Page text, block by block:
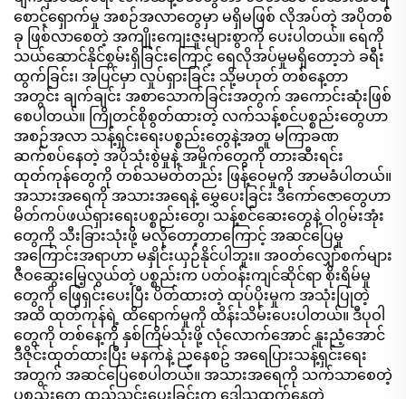
စောင့်ရှောက်မှု အစဉ်အလာတွေမှာ မရှိမဖြစ် လိုအပ်တဲ့ အပိုတစ်
ခု ဖြစ်လာစေတဲ့ အကျိုးကျေးဇူးများစွာကို ပေးပါတယ်။ ရေကို
သယ်ဆောင်နိုင်စွမ်းရှိခြင်းကြောင့် ရေလိုအပ်မှုမရှိတော့ဘဲ ခရီး
ထွက်ခြင်း၊ အပြင်မှာ လှုပ်ရှားခြင်း သို့မဟုတ် တစ်နေ့တာ
အတွင်း ချက်ချင်း အစာသောက်ခြင်းအတွက် အကောင်းဆုံးဖြစ်
စေပါတယ်။ ကြိုတင်စိုစွတ်ထားတဲ့ လက်သန့်စင်ပစ္စည်းတွေဟာ
အစဉ်အလာ သန့်ရှင်းရေးပစ္စည်းတွေနဲ့အတူ မကြာခဏ
ဆက်စပ်နေတဲ့ အပိုသုံးစွဲမှုနဲ့ အမှိုက်တွေကို တားဆီးရင်း
ထုတ်ကုန်တွေကို တစ်သမတ်တည်း ဖြန့်ဝေမှုကို အာမခံပါတယ်။
အသားအရေကို အသားအရေနဲ့ မွှေပေးခြင်း ဒီကော်ဇောတွေဟာ
မိတ်ကပ်ဖယ်ရှားရေးပစ္စည်းတွေ၊ သန့်စင်ဆေးတွေနဲ့ ဝါဂွမ်းအုံး
တွေကို သီးခြားသုံးဖို့ မလိုတော့တာကြောင့် အဆင်ပြေမှု
အကြောင်းအရာဟာ မနှိုင်းယှဉ်နိုင်ပါဘူး။ အဝတ်လျှော်စက်များ
ဇီဝဆွေးမြေ့လွယ်တဲ့ ပစ္စည်းက ပတ်ဝန်းကျင်ဆိုင်ရာ စိုးရိမ်မှု
တွေကို ဖြေရှင်းပေးပြီး ပိတ်ထားတဲ့ ထုပ်ပိုးမှုက အသုံးပြုတဲ့
အထိ ထုတ်ကုန်ရဲ့ ထိရောက်မှုကို ထိန်းသိမ်းပေးပါတယ်။ ဒီပုဝါ
တွေကို တစ်နေ့ကို နှစ်ကြိမ်သုံးဖို့ လုံလောက်အောင် နူးညံ့အောင်
ဒီဇိုင်းထုတ်ထားပြီး မနက်နဲ့ ညနေစဥ် အရေပြားသန့်ရှင်းရေး
အတွက် အဆင်ပြေစေပါတယ်။ အသားအရေကို သက်သာစေတဲ့
ပစ္စည်းတွေ ထည့်သွင်းပေးခြင်းက ဒေါသထွက်နေတဲ့